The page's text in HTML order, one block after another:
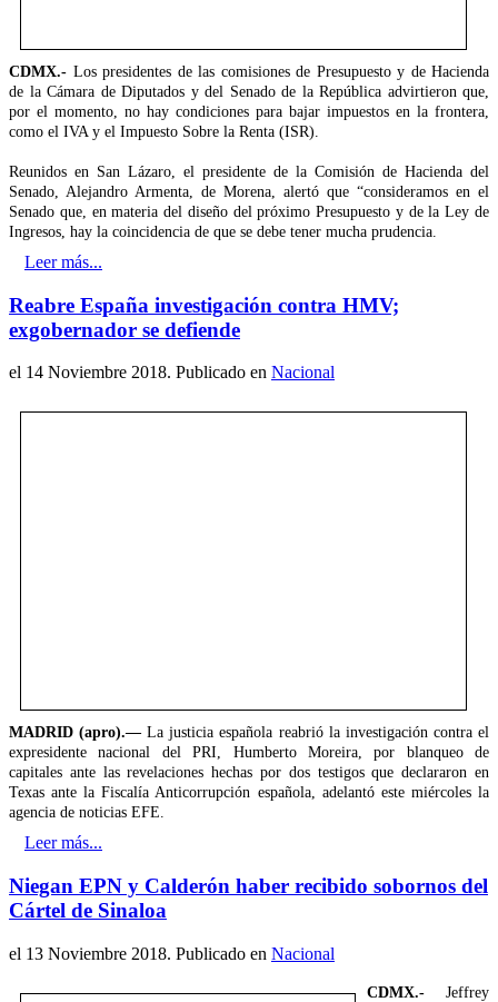
CDMX.- Los presidentes de las comisiones de Presupuesto y de Hacienda
de la Cámara de Diputados y del Senado de la República advirtieron que,
por el momento, no hay condiciones para bajar impuestos en la frontera,
como el IVA y el Impuesto Sobre la Renta (ISR).
Reunidos en San Lázaro, el presidente de la Comisión de Hacienda del
Senado, Alejandro Armenta, de Morena, alertó que “consideramos en el
Senado que, en materia del diseño del próximo Presupuesto y de la Ley de
Ingresos, hay la coincidencia de que se debe tener mucha prudencia.
Leer más...
Reabre España investigación contra HMV;
exgobernador se defiende
el 14 Noviembre 2018. Publicado en Nacional
MADRID (apro).— La justicia española reabrió la investigación contra el
expresidente nacional del PRI, Humberto Moreira, por blanqueo de
capitales ante las revelaciones hechas por dos testigos que declararon en
Texas ante la Fiscalía Anticorrupción española, adelantó este miércoles la
agencia de noticias EFE.
Leer más...
Niegan EPN y Calderón haber recibido sobornos del
Cártel de Sinaloa
el 13 Noviembre 2018. Publicado en Nacional
CDMX.- Jeffrey